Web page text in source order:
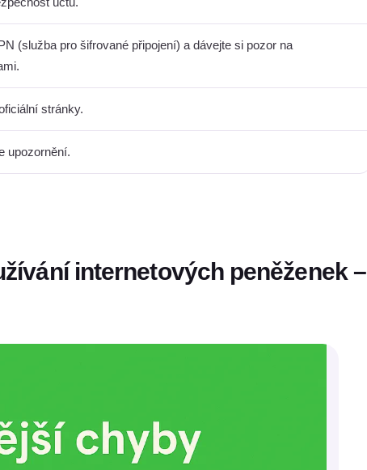
účtu.
(služba pro šifrované připojení) a dávejte si pozor na
stránky.
upozornění.
internetových peněženek –